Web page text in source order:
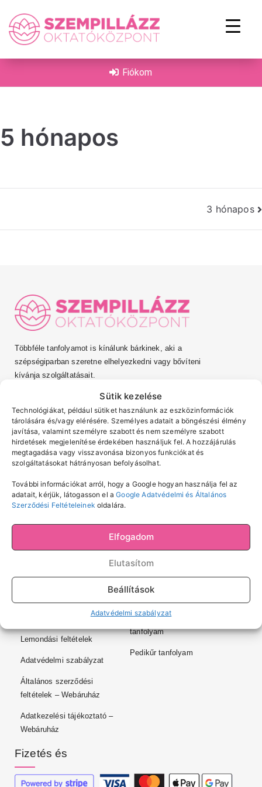
Sütik kezelése
Technológiákat, például sütiket használunk az eszközinformációk
tárolására és/vagy elérésére. Személyes adatait a böngészési élmény
javítása, valamint személyre szabott és nem személyre szabott
hirdetések megjelenítése érdekében használjuk fel. A hozzájárulás
megtagadása vagy visszavonása bizonyos funkciókat és
szolgáltatásokat hátrányosan befolyásolhat.
További információkat arról, hogy a Google hogyan használja fel az
adatait, kérjük, látogasson el aGoogle Adatvédelmi és Általános
Szerződési Feltételeinek oldalára.
Elfogadom
Elutasítom
Beállítások
Adatvédelmi szabályzat
Fiókom
5 hónapos
3 hónapos
Többféle tanfolyamot is kínálunk bárkinek, aki a
szépségiparban szeretne elhelyezkedni vagy bővíteni
kívánja szolgáltatásait.
1132 Budapest Váci út 10.
Telefonszám
+3670 3620 749
Email cím
info@szempillakepzes.hu
Információk
Általános Szerződési
Lemondási feltételek
Adatvédelmi szabályzat
Általános szerződési
feltételek – Webáruház
Adatkezelési tájékoztató –
Webáruház
Tanfolyamok
Szemöldök styling
Műköröm tanfolyamok
Hajhosszabbítás/fonás
tanfolyam
Pedikűr tanfolyam
Fizetés és